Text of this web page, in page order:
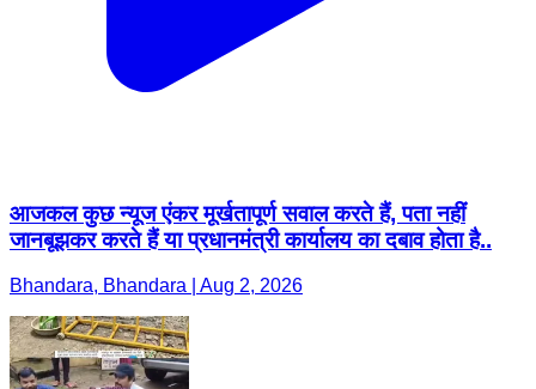
आजकल कुछ न्यूज एंकर मूर्खतापूर्ण सवाल करते हैं, पता नहीं
जानबूझकर करते हैं या प्रधानमंत्री कार्यालय का दबाव होता है..
Bhandara, Bhandara | Aug 2, 2026